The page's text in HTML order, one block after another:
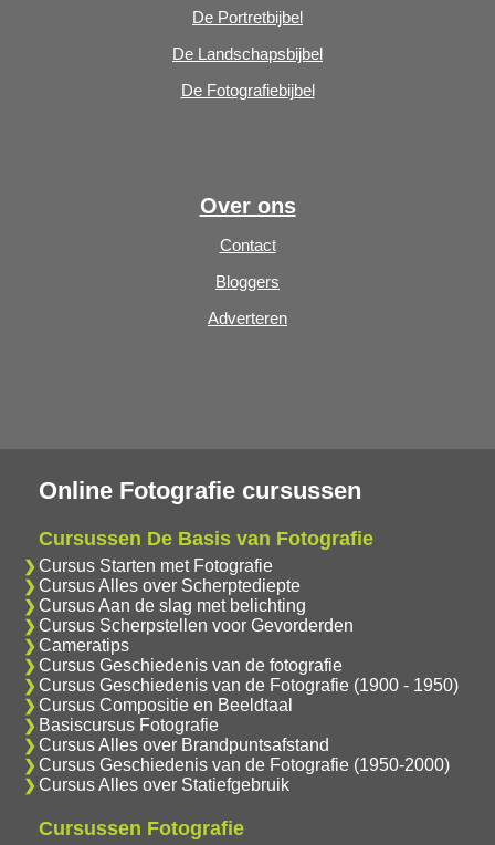
De Portretbijbel
De Landschapsbijbel
De Fotografiebijbel
Over ons
Contact
Bloggers
Adverteren
Online Fotografie cursussen
Cursussen De Basis van Fotografie
Cursus Starten met Fotografie
Cursus Alles over Scherptediepte
Cursus Aan de slag met belichting
Cursus Scherpstellen voor Gevorderden
Cameratips
Cursus Geschiedenis van de fotografie
Cursus Geschiedenis van de Fotografie (1900 - 1950)
Cursus Compositie en Beeldtaal
Basiscursus Fotografie
Cursus Alles over Brandpuntsafstand
Cursus Geschiedenis van de Fotografie (1950-2000)
Cursus Alles over Statiefgebruik
Cursussen Fotografie